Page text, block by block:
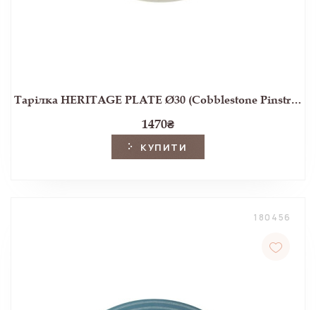
Тарілка HERITAGE PLATE Ø30 (Cobblestone Pinstripe)
1470₴
КУПИТИ
180456